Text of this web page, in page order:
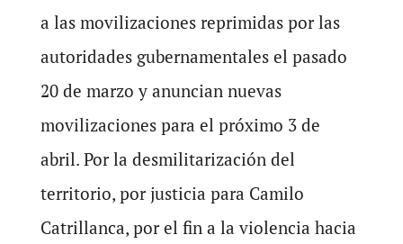
a las movilizaciones reprimidas por las
autoridades gubernamentales el pasado
20 de marzo y anuncian nuevas
movilizaciones para el próximo 3 de
abril. Por la desmilitarización del
territorio, por justicia para Camilo
Catrillanca, por el fin a la violencia hacia